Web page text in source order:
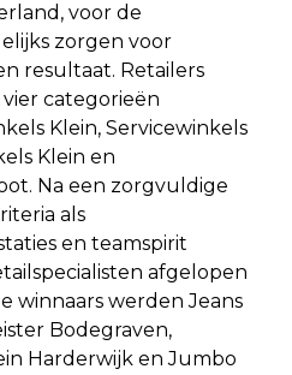
voor de
zorgen voor
resultaat. Retailers
categorieën
Klein, Servicewinkels
Klein en
Na een zorgvuldige
als
en teamspirit
afgelopen
winnaars werden Jeans
Bodegraven,
Harderwijk en Jumbo